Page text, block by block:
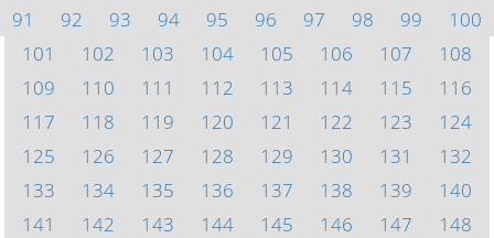
91
92 93 94 95 96 97 98 99
100
101
102 103 104 105 106 107
108
109
110 111 112 113 114 115
116
117
118 119 120 121 122 123
124
125
126 127 128 129 130 131
132
133
134 135 136 137 138 139
140
141
142 143 144 145 146 147
148